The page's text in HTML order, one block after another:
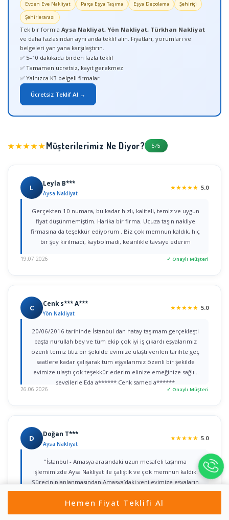
Evden Eve Nakliyat Parça Eşya Taşıma Eşya Depolama
Şehiriçi
Şehirlerarası
Tek bir formla Aysa Nakliyat, Yön Nakliyat, Türkhan Nakliyat
ve daha fazlasından aynı anda teklif alın. Fiyatları, yorumları ve
belgeleri yan yana karşılaştırın.
✅ 5–10 dakikada birden fazla teklif
✅ Tamamen ücretsiz, kayıt gerekmez
✅ Yalnızca K3 belgeli firmalar
Ücretsiz Teklif Al →
★★★★★Müşterilerimiz Ne Diyor? 5/5
L Leyla B***
Aysa Nakliyat
★★★★★ 5.0
Gerçekten 10 numara, bu kadar hızlı, kaliteli, temiz ve uygun
fiyat düşünmemiştim. Harika bir firma. Ucuza taşın nakliye
firmasına da teşekkür ediyorum . Biz çok memnun kaldık, hiç
bir şey kırılmadı, kaybolmadı, kesinlikle tavsiye ederim
19.07.2026 ✓ Onaylı Müşteri
C Cenk s*** A***
Yön Nakliyat
★★★★★ 5.0
20/06/2016 tarihinde İstanbul dan hatay taşımam gerçekleşti
başta nurullah bey ve tüm ekip çok iyi iş çıkardı eşyalarımız
özenli temiz titiz bir şekilde evimize ulaştı verilen tarihte geç
saatlere kadar çalışarak tüm eşyalarımız özenli bir şekilde
evimize ulaştı çok teşekkür ederim elinize emeğinize sağlık
sevgilerle Eda a****** Cenk samed a******
26.06.2026 ✓ Onaylı Müşteri
D Doğan T***
Aysa Nakliyat
★★★★★ 5.0
"İstanbul - Amasya arasındaki uzun mesafeli taşınma
işlemimizde Aysa Nakliyat ile çalıştık ve çok memnun kaldık.
Sürecin planlanmasından Amasya’daki yeni evimize eşyaların
sorunsuz yerleştirilmesine kadar her detayla bizzat ilgilenen
Yahya Bey’e şükranlarımı sunarım. Kurumsal yaklaşımları, titiz
işçilikleri ve güven veren iletişimleri için tüm ekibe teşekkür
Hemen Fiyat Teklifi Al